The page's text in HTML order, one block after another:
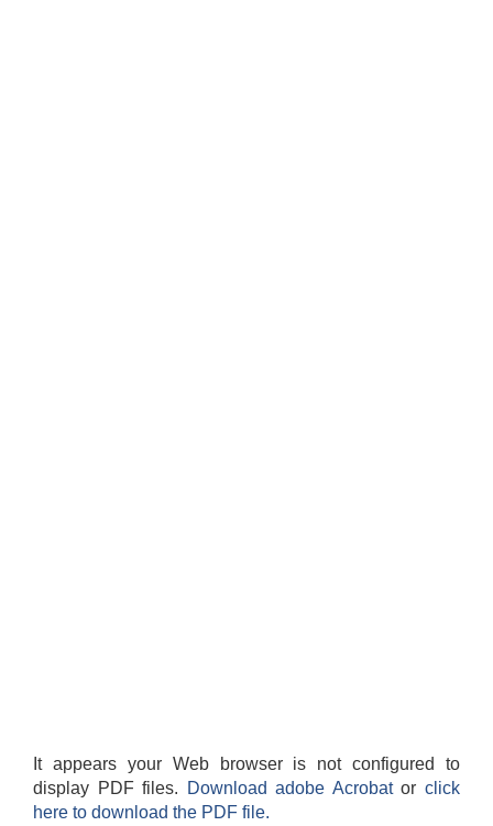
It appears your Web browser is not configured to
display PDF files.
Download adobe Acrobatorclick
here to download the PDF file.